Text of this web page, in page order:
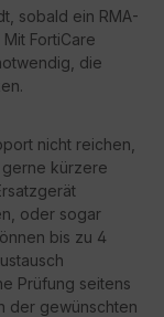
sobald ein RMA-
FortiCare
die
nicht reichen,
gerne kürzere
oder sogar
bis zu 4
Prüfung seitens
der gewünschten